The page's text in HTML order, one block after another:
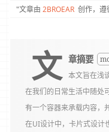
文章由 2BROEAR 创作，遵循
文 章摘要
本文旨在浅
在我们的日常生活中随处
有一个容器来承载内容，
在UI设计中，卡片式设计